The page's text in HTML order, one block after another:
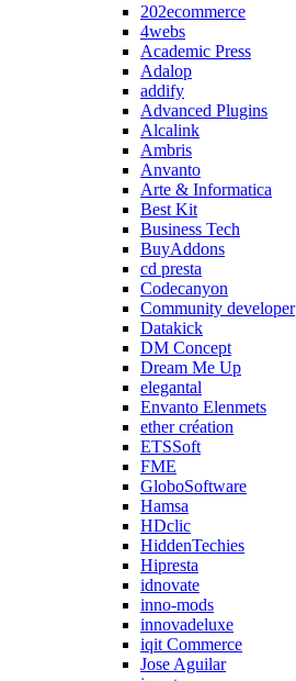
202ecommerce
4webs
Academic Press
Adalop
addify
Advanced Plugins
Alcalink
Ambris
Anvanto
Arte & Informatica
Best Kit
Business Tech
BuyAddons
cd presta
Codecanyon
Community developer
Datakick
DM Concept
Dream Me Up
elegantal
Envanto Elenmets
ether création
ETSSoft
FME
GloboSoftware
Hamsa
HDclic
HiddenTechies
Hipresta
idnovate
inno-mods
innovadeluxe
iqit Commerce
Jose Aguilar